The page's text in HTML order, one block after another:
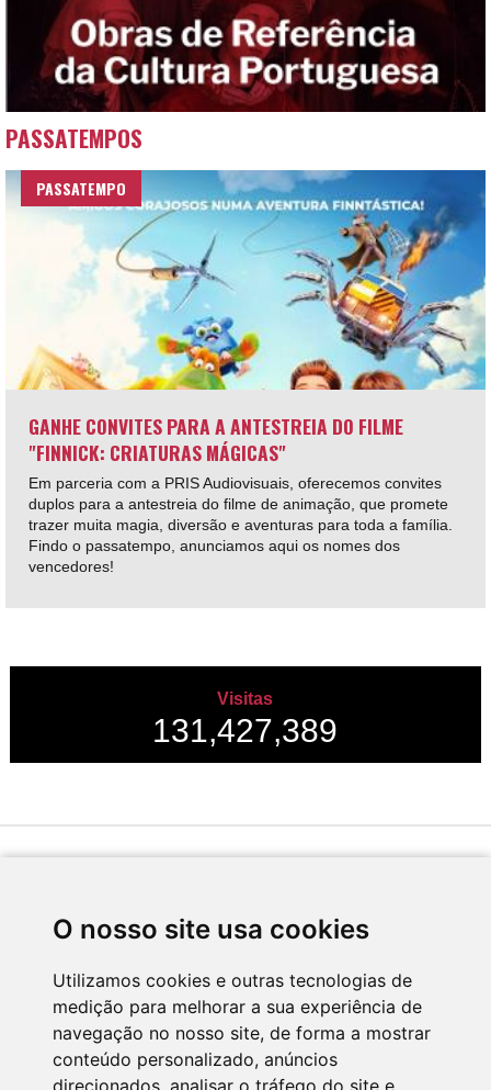
O nosso site usa cookies
Utilizamos cookies e outras tecnologias de
medição para melhorar a sua experiência de
navegação no nosso site, de forma a mostrar
conteúdo personalizado, anúncios
direcionados, analisar o tráfego do site e
PASSATEMPOS
PASSATEMPO
GANHE CONVITES PARA A ANTESTREIA DO FILME
"FINNICK: CRIATURAS MÁGICAS"
Em parceria com a PRIS Audiovisuais, oferecemos convites
duplos para a antestreia do filme de animação, que promete
trazer muita magia, diversão e aventuras para toda a família.
Findo o passatempo, anunciamos aqui os nomes dos
vencedores!
Visitas
131,427,389